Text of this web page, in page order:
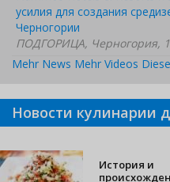
усилия для создания
Черногории
ПОДГОРИЦА, Черногория,
Mehr News Mehr Videos
Новости кулинарии
История и